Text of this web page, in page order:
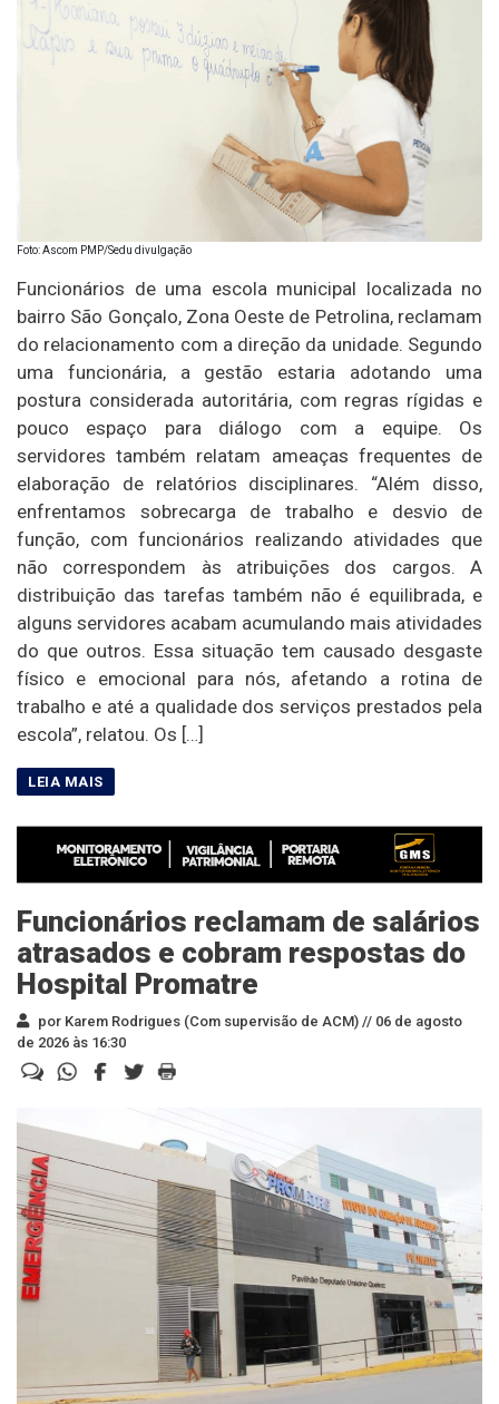
Foto: Ascom PMP/Sedu divulgação
Funcionários de uma escola municipal localizada no
bairro São Gonçalo, Zona Oeste de Petrolina, reclamam
do relacionamento com a direção da unidade. Segundo
uma funcionária, a gestão estaria adotando uma
postura considerada autoritária, com regras rígidas e
pouco espaço para diálogo com a equipe. Os
servidores também relatam ameaças frequentes de
elaboração de relatórios disciplinares. “Além disso,
enfrentamos sobrecarga de trabalho e desvio de
função, com funcionários realizando atividades que
não correspondem às atribuições dos cargos. A
distribuição das tarefas também não é equilibrada, e
alguns servidores acabam acumulando mais atividades
do que outros. Essa situação tem causado desgaste
físico e emocional para nós, afetando a rotina de
trabalho e até a qualidade dos serviços prestados pela
escola”, relatou. Os […]
Funcionários reclamam de salários
atrasados e cobram respostas do
Hospital Promatre
por Karem Rodrigues (Com supervisão de ACM) // 06 de agosto
de 2026 às 16:30